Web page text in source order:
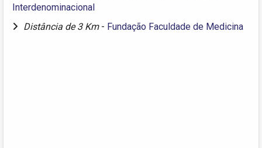
Interdenominacional
Distância de 3 Km - Fundação Faculdade de Medicina